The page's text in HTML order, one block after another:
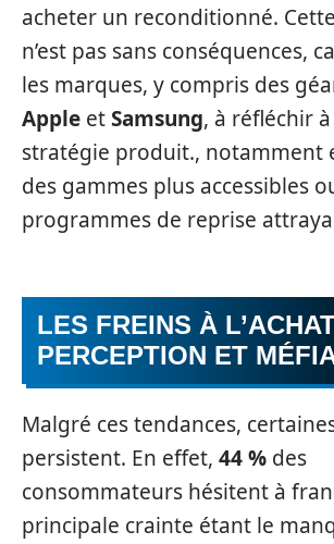
acheter un reconditionné.
n’est pas sans conséquences,
les marques, y compris des
Apple etSamsung, à réfléchir
stratégie produit., notamment
des gammes plus accessibles
programmes de reprise
LES FREINS À
PERCEPTION ET
Malgré ces tendances,
persistent. En effet, 44 % des
consommateurs hésitent à
principale crainte étant le